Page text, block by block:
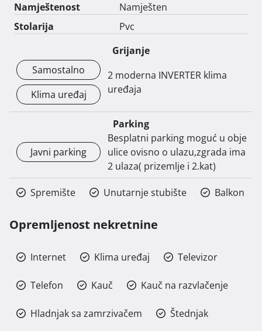
Namještenost
Namješten
Stolarija
Pvc
Grijanje
Samostalno
Klima uređaj
2 moderna INVERTER klima
uređaja
Parking
Javni parking
Besplatni parking moguć u obje
ulice ovisno o ulazu,zgrada ima
2 ulaza( prizemlje i 2.kat)
Spremište Unutarnje stubište Balkon
Opremljenost nekretnine
Internet Klima uređaj Televizor
Telefon Kauč Kauč na razvlačenje
Hladnjak sa zamrzivačem Štednjak